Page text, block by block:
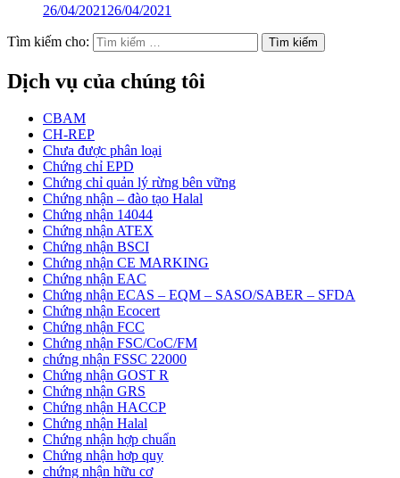
26/04/2021 26/04/2021
Tìm kiếm cho:
Dịch vụ của chúng tôi
CBAM
CH-REP
Chưa được phân loại
Chứng chỉ EPD
Chứng chỉ quản lý rừng bên vững
Chứng nhận – đào tạo Halal
Chứng nhận 14044
Chứng nhận ATEX
Chứng nhận BSCI
Chứng nhận CE MARKING
Chứng nhận EAC
Chứng nhận ECAS – EQM – SASO/SABER – SFDA
Chứng nhận Ecocert
Chứng nhận FCC
Chứng nhận FSC/CoC/FM
chứng nhận FSSC 22000
Chứng nhận GOST R
Chứng nhận GRS
Chứng nhận HACCP
Chứng nhận Halal
Chứng nhận hợp chuẩn
Chứng nhận hơp quy
chứng nhận hữu cơ